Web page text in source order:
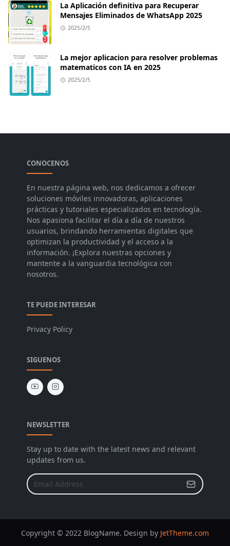
La Aplicación definitiva para Recuperar
Mensajes Eliminados de WhatsApp 2025
2025/2/5
La mejor aplicacion para resolver problemas
matematicos con IA en 2025
2025/2/5
CONOCENOS
En nuestra página web, nos dedicamos a ofrecer
soluciones móviles innovadoras, aplicaciones
prácticas y tutoriales especializados en tecnología.
Nos apasiona facilitar el día a día de nuestros
usuarios, brindando herramientas digitales que
optimizan la productividad y el acceso a la
información. ¡Explora nuestras opciones y
mantente a la vanguardia tecnológica con
nosotros.
TE PUEDE INTERESAR
Privacy Policy
SIGUENOS
NEWSLETTER
Stay up to date with the latest news and relevant
updates from us.
Copyright © 2022 BlogName. Design by JetTheme.com